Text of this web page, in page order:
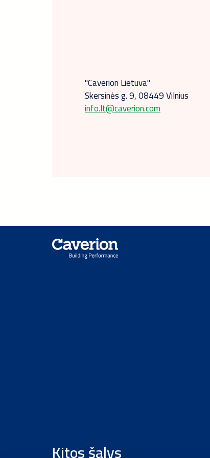
"Caverion Lietuva"
Skersinės g. 9, 08449 Vilnius
info.lt@caverion.com